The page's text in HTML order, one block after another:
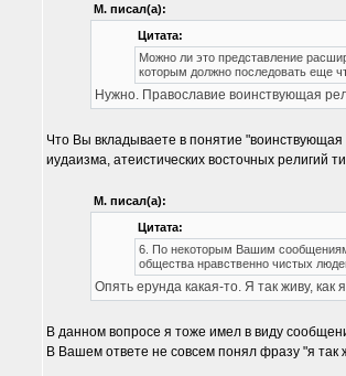
М. писал(а):
Цитата:
Можно ли это представление
которым должно последовать еще
Нужно. Православие воинствующая
Что Вы вкладываете в понятие
иудаизма, атеистических восточных религий
М. писал(а):
Цитата:
6. По некоторым Вашим сообщениям
общества нравственно чистых
Опять ерунда какая-то. Я так живу, как
В данном вопросе я тоже имел в виду
В Вашем ответе не совсем понял фразу "я